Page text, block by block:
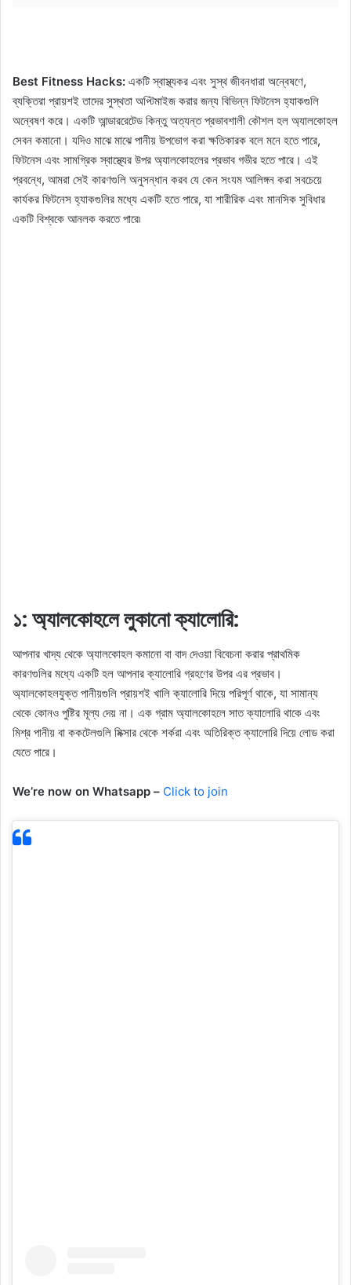
Best Fitness Hacks: একটি স্বাস্থ্যকর এবং সুস্থ জীবনধারা অন্বেষণে,
ব্যক্তিরা প্রায়শই তাদের সুস্থতা অপ্টিমাইজ করার জন্য বিভিন্ন ফিটনেস হ্যাকগুলি
অন্বেষণ করে। একটি আন্ডাররেটেড কিন্তু অত্যন্ত প্রভাবশালী কৌশল হল অ্যালকোহল
সেবন কমানো। যদিও মাঝে মাঝে পানীয় উপভোগ করা ক্ষতিকারক বলে মনে হতে পারে,
ফিটনেস এবং সামগ্রিক স্বাস্থ্যের উপর অ্যালকোহলের প্রভাব গভীর হতে পারে। এই
প্রবন্ধে, আমরা সেই কারণগুলি অনুসন্ধান করব যে কেন সংযম আলিঙ্গন করা সবচেয়ে
কার্যকর ফিটনেস হ্যাকগুলির মধ্যে একটি হতে পারে, যা শারীরিক এবং মানসিক সুবিধার
একটি বিশ্বকে আনলক করতে পারে৷
১: অ্যালকোহলে লুকানো ক্যালোরি:
আপনার খাদ্য থেকে অ্যালকোহল কমানো বা বাদ দেওয়া বিবেচনা করার প্রাথমিক
কারণগুলির মধ্যে একটি হল আপনার ক্যালোরি গ্রহণের উপর এর প্রভাব।
অ্যালকোহলযুক্ত পানীয়গুলি প্রায়শই খালি ক্যালোরি দিয়ে পরিপূর্ণ থাকে, যা সামান্য
থেকে কোনও পুষ্টির মূল্য দেয় না। এক গ্রাম অ্যালকোহলে সাত ক্যালোরি থাকে এবং
মিশ্র পানীয় বা ককটেলগুলি মিক্সার থেকে শর্করা এবং অতিরিক্ত ক্যালোরি দিয়ে লোড করা
যেতে পারে।
We’re now on Whatsapp – Click to join